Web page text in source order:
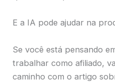
E a IA pode ajudar na
Se você está pensando
trabalhar como afiliado,
caminho com o artigo